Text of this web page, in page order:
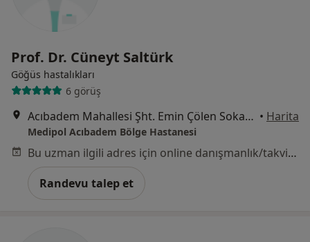
Prof. Dr. Cüneyt Saltürk
Göğüs hastalıkları
6 görüş
Acıbadem Mahallesi Şht. Emin Çölen Sokağı No:4, Kadıköy • Harita
Medipol Acıbadem Bölge Hastanesi
Bu uzman ilgili adres için online danışmanlık/takvim sunmuyor.
Randevu talep et